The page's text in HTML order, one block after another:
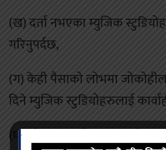
(ख) दर्ता नभएका म्युजिक
गरिनुपर्दछ,
(ग) केही पैसाको लोभमा
दिने म्युजिक स्टुडियोहरुलाई
(घ) औपचारिक शिक्षा प्राप्त गरेका